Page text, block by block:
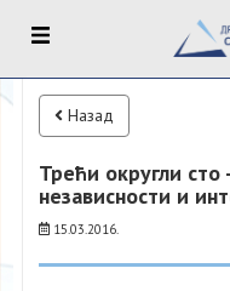
Назад
Трећи округли сто
независности и
15.03.2016.